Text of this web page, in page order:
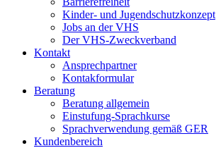
Kinder- und Jugendschutzkonzept
Jobs an der VHS
Der VHS-Zweckverband
Kontakt
Ansprechpartner
Kontakformular
Beratung
Beratung allgemein
Einstufung-Sprachkurse
Sprachverwendung gemäß GER
Kundenbereich